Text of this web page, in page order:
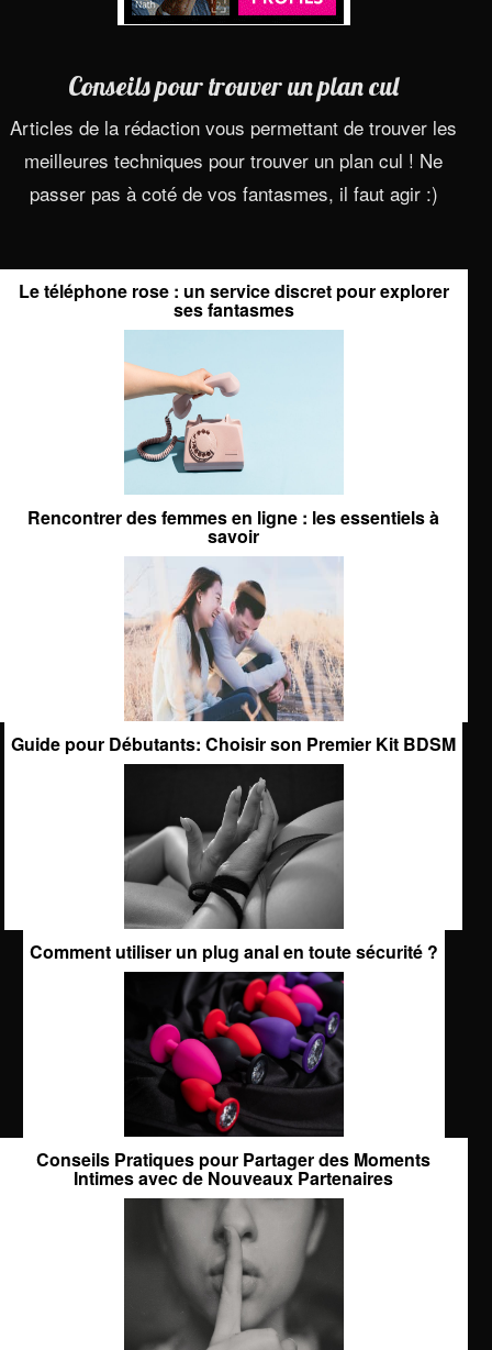
Conseils pour trouver un plan cul
Articles de la rédaction vous permettant de trouver les
meilleures techniques pour trouver un plan cul ! Ne
passer pas à coté de vos fantasmes, il faut agir :)
Le téléphone rose : un service discret pour explorer
ses fantasmes
Rencontrer des femmes en ligne : les essentiels à
savoir
Guide pour Débutants: Choisir son Premier Kit BDSM
Comment utiliser un plug anal en toute sécurité ?
Conseils Pratiques pour Partager des Moments
Intimes avec de Nouveaux Partenaires